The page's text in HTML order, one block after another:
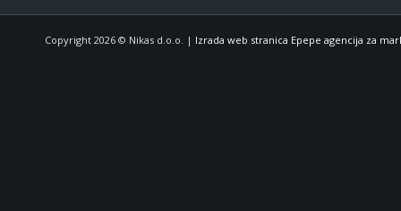
Copyright 2026 © Nikas d.o.o. | Izrada web stranica Epepe agencija za